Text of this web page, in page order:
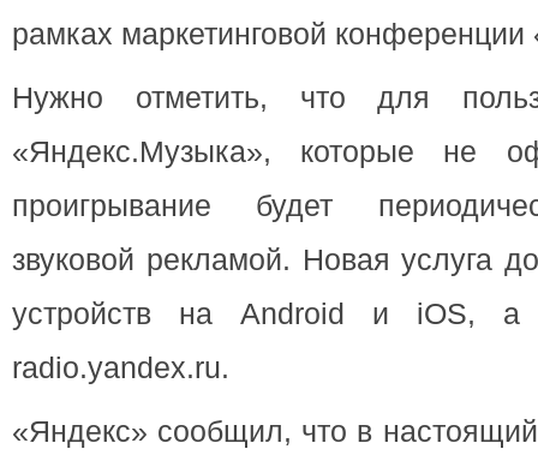
рамках маркетинговой конференции
Нужно отметить, что для
«Яндекс.Музыка», которые не
проигрывание будет
звуковой рекламой. Новая услуга
устройств на Android и iOS, а
radio.yandex.ru.
«Яндекс» сообщил, что в